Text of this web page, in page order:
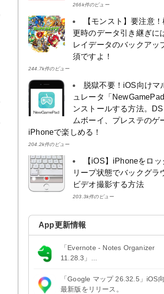
266k件のビュー
【モンスト】要注意
更時のデータ引き継ぎに
レイデータのバックアッ
須ですよ！
244.7k件のビュー
脱獄不要！iOS向けマ
ュレータ「
ンストールする方法。
ムボーイ、プレステのゲ
iPhoneで楽しめる！
204.2k件のビュー
【iOS】iPhoneをロッ
リープ状態でバックグラ
ビデオ撮影する方法
203.3k件のビュー
App更新情報
「Evernote - Notes Organizer
11.28.3」...
「Google マップ 26.32.5」iOS
最新版をリリース。